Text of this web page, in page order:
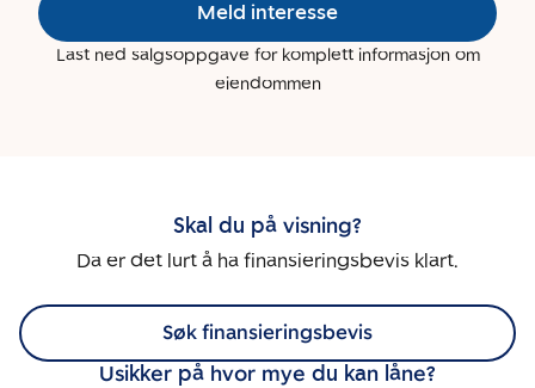
Meld interesse
Last ned salgsoppgave for komplett informasjon om
eiendommen
Skal du på visning?
Da er det lurt å ha finansieringsbevis klart.
Søk finansieringsbevis
Usikker på hvor mye du kan låne?